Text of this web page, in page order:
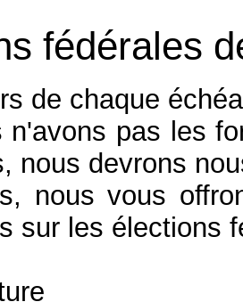
fédérales
de chaque
n'avons pas les
nous devrons
nous vous
sur les élections